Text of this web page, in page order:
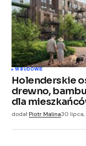
W BUDOWIE
Holenderskie
drewno,
dla
dodałPiotr Malina30